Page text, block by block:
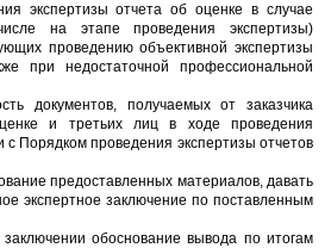
экспертизы отчета об оценке в случае
на этапе проведения экспертизы)
проведению объективной экспертизы
при недостаточной профессиональной
документов, получаемых от заказчика
и третьих лиц в ходе проведения
с Порядком проведения экспертизы отчетов
предоставленных материалов, давать
экспертное заключение по поставленным
обоснование вывода по итогам